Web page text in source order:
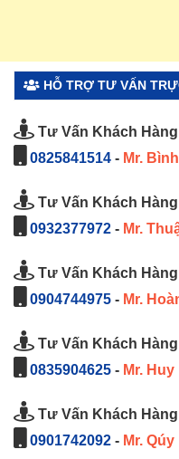
HỖ TRỢ TƯ VẤN
Tư Vấn Khách
0825841514 - Mr. Bình
Tư Vấn Khách
0932377972 - Mr.
Tư Vấn Khách
0904744975 - Mr.
Tư Vấn Khách
0835904625 - Mr. Huy
Tư Vấn Khách
0901742092 - Mr. Qúy